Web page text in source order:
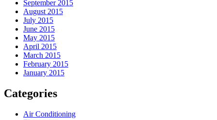
September 2015
August 2015
July 2015
June 2015
May 2015
April 2015
March 2015
February 2015
January 2015
Categories
Air Conditioning